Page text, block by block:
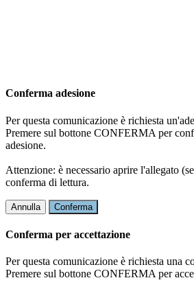
Conferma adesione
Per questa comunicazione è richiesta
Premere sul bottone CONFERMA per
adesione.
Attenzione: è necessario aprire l'allegato
conferma di lettura.
Annulla Conferma
Conferma per accettazione
Per questa comunicazione è richiesta una
Premere sul bottone CONFERMA per